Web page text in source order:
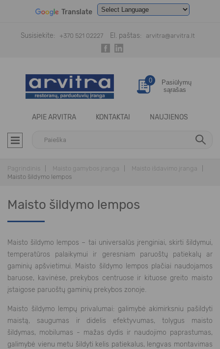
Translate
Susisiekite:
+370 521 02227 El. paštas: arvitra@arvitra.lt
APIE ARVITRA KONTAKTAI NAUJIENOS
0
Pasiūlymų
sąrašas
Pagrindinis Maisto gamybos įranga
Maisto išdavimo įranga
Maisto šildymo lempos
Maisto šildymo lempos
Maisto šildymo lempos – tai universalūs įrenginiai, skirti šildymui,
temperatūros palaikymui ir geresniam paruoštų patiekalų ar
gaminių apšvietimui. Maisto šildymo lempos plačiai naudojamos
baruose, kavinėse, prekybos centruose ir kituose greito maisto
įstaigose paruoštų gaminių prekybos zonoje.
Maisto šildymo lempų privalumai: galimybė akimirksniu pašildyti
maistą, saugumas ir didelis efektyvumas, tolygus maisto
šildymas, mobilumas - mažas dydis ir naudojimo paprastumas,
galimybė vienu metu šildyti kelis patiekalus, lengvas montavimas